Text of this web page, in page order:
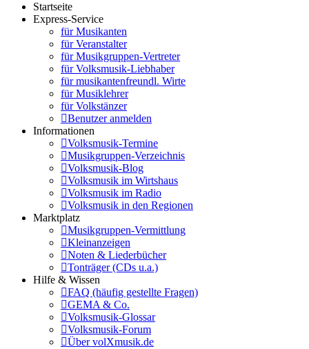
Startseite
Express-Service
für Musikanten
für Veranstalter
für Musikgruppen-Vertreter
für Volksmusik-Liebhaber
für musikantenfreundl. Wirte
für Musiklehrer
für Volkstänzer
Benutzer anmelden
Informationen
Volksmusik-Termine
Musikgruppen-Verzeichnis
Volksmusik-Blog
Volksmusik im Wirtshaus
Volksmusik im Radio
Volksmusik in den Regionen
Marktplatz
Musikgruppen-Vermittlung
Kleinanzeigen
Noten & Liederbücher
Tonträger (CDs u.a.)
Hilfe & Wissen
FAQ (häufig gestellte Fragen)
GEMA & Co.
Volksmusik-Glossar
Volksmusik-Forum
Über volXmusik.de